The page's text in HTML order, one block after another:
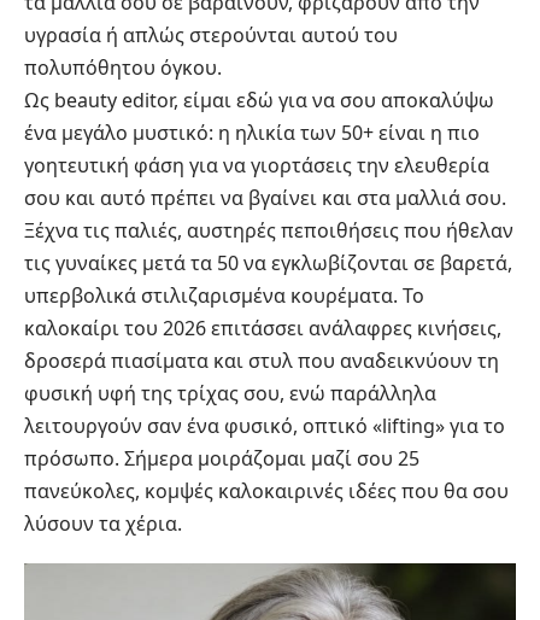
υγρασία ή απλώς στερούνται αυτού του
πολυπόθητου όγκου.
Ως beauty editor, είμαι εδώ για να σου αποκαλύψω
ένα μεγάλο μυστικό: η ηλικία των 50+ είναι η πιο
γοητευτική φάση για να γιορτάσεις την ελευθερία
σου και αυτό πρέπει να βγαίνει και στα μαλλιά σου.
Ξέχνα τις παλιές, αυστηρές πεποιθήσεις που ήθελαν
τις γυναίκες μετά τα 50 να εγκλωβίζονται σε βαρετά,
υπερβολικά στιλιζαρισμένα κουρέματα. Το
καλοκαίρι του 2026 επιτάσσει ανάλαφρες κινήσεις,
δροσερά πιασίματα και στυλ που αναδεικνύουν τη
φυσική υφή της τρίχας σου, ενώ παράλληλα
λειτουργούν σαν ένα φυσικό, οπτικό «lifting» για το
πρόσωπο. Σήμερα μοιράζομαι μαζί σου 25
πανεύκολες, κομψές καλοκαιρινές ιδέες που θα σου
λύσουν τα χέρια.